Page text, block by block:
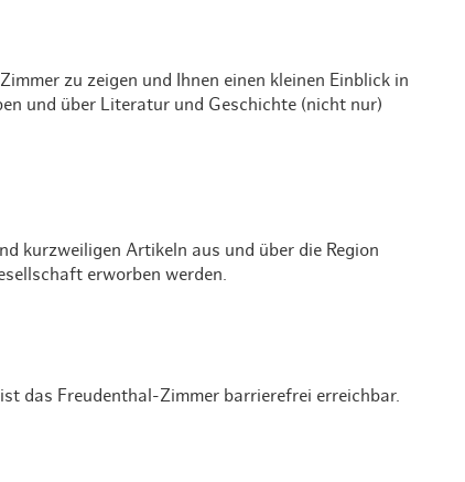
zu zeigen und Ihnen einen kleinen Einblick in
und über Literatur und Geschichte (nicht nur)
kurzweiligen Artikeln aus und über die Region
erworben werden.
das Freudenthal-Zimmer barrierefrei erreichbar.